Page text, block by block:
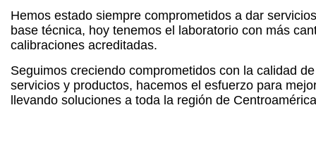
Hemos estado siempre comprometidos a dar
base técnica, hoy tenemos el laboratorio con más
calibraciones acreditadas.
Seguimos creciendo comprometidos con la calidad
servicios y productos, hacemos el esfuerzo para
llevando soluciones a toda la región de